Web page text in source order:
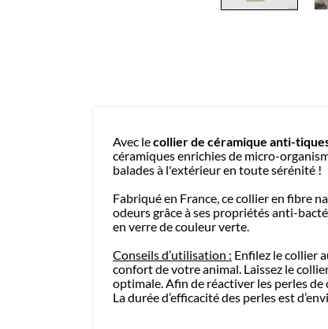
Avec lecollier de céramique anti-
céramiques enrichies de micro-
balades à l'extérieur en toute sérénité !
Fabriqué en France, ce collier en fibre
odeurs grâce à ses propriétés anti-
en verre de couleur verte.
Conseils d’utilisation : Enfilez le collier
confort de votre animal. Laissez le
optimale. Afin de réactiver les perles
La durée d’efficacité des perles est